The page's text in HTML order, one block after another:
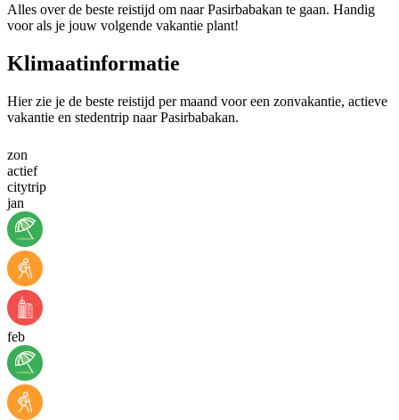
Alles over de beste reistijd om naar Pasirbabakan te gaan. Handig
voor als je jouw volgende vakantie plant!
Klimaatinformatie
Hier zie je de beste reistijd per maand voor een zonvakantie, actieve
vakantie en stedentrip naar Pasirbabakan.
zon
actief
citytrip
jan
feb